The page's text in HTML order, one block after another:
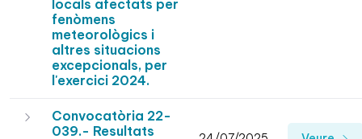
locals afectats per
fenòmens
meteorològics i
altres situacions
excepcionals, per
l'exercici 2024.
Convocatòria 22-
039.- Resultats